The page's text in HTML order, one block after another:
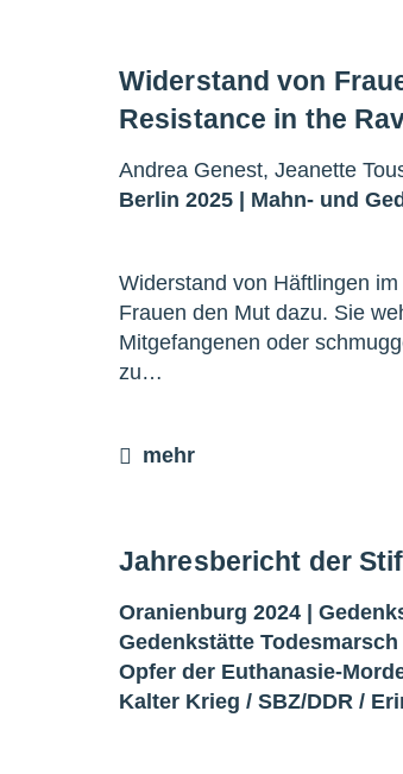
Widerstand von
Resistance in the
Andrea Genest, Jeanette
Berlin 2025 | Mahn- und
Widerstand von Häftlingen
Frauen den Mut dazu. Sie
Mitgefangenen oder
zu…
mehr
Jahresbericht der
Oranienburg 2024 |
Gedenkstätte
Opfer der Euthanasie-
Kalter Krieg / SBZ/DDR /